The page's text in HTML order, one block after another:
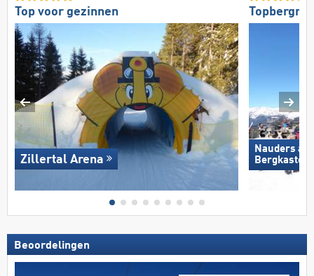
Top voor gezinnen
Zillertal Arena
Nauders
Bergkastel
Beoordelingen